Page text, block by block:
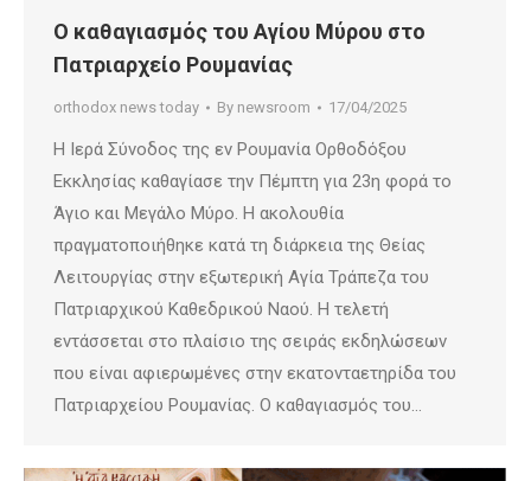
Ο καθαγιασμός του Αγίου Μύρου στο
Πατριαρχείο Ρουμανίας
orthodox news today By newsroom 17/04/2025
Η Ιερά Σύνοδος της εν Ρουμανία Ορθοδόξου
Εκκλησίας καθαγίασε την Πέμπτη για 23η φορά το
Άγιο και Μεγάλο Μύρο. Η ακολουθία
πραγματοποιήθηκε κατά τη διάρκεια της Θείας
Λειτουργίας στην εξωτερική Αγία Τράπεζα του
Πατριαρχικού Καθεδρικού Ναού. Η τελετή
εντάσσεται στο πλαίσιο της σειράς εκδηλώσεων
που είναι αφιερωμένες στην εκατονταετηρίδα του
Πατριαρχείου Ρουμανίας. Ο καθαγιασμός του…